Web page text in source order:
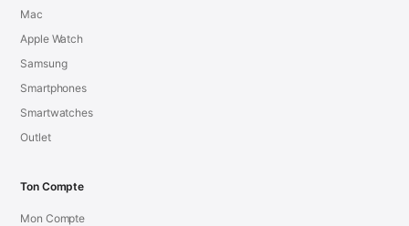
Mac
Apple Watch
Samsung
Smartphones
Smartwatches
Outlet
Ton Compte
Mon Compte